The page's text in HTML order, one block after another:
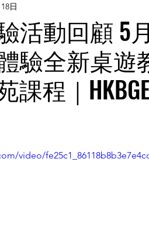
課程》內容分享
享 Minecraft 字詞解釋
活動回顧 5
驗全新桌遊
課程｜
日
video/